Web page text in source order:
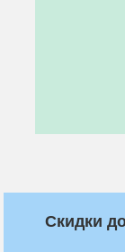
Скидки